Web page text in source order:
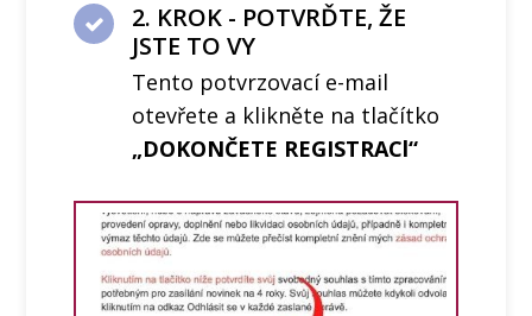
2. KROK - POTVRĎTE, ŽE
JSTE TO VY
Tento potvrzovací e-mail
otevřete a klikněte na tlačítko
„DOKONČETE REGISTRACl“